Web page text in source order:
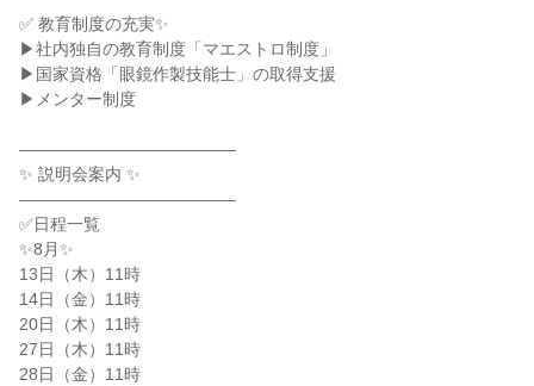
✅ 教育制度の充実✨
▶社内独自の教育制度「マエストロ制度」
▶国家資格「眼鏡作製技能士」の取得支援
▶メンター制度
―――――――――――――
✨ 説明会案内 ✨
―――――――――――――
✅日程一覧
✨8月✨
13日（木）11時
14日（金）11時
20日（木）11時
27日（木）11時
28日（金）11時